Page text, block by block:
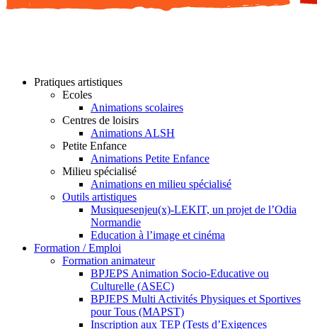
Pratiques artistiques
Ecoles
Animations scolaires
Centres de loisirs
Animations ALSH
Petite Enfance
Animations Petite Enfance
Milieu spécialisé
Animations en milieu spécialisé
Outils artistiques
Musiquesenjeu(x)-LEKIT, un projet de l’Odia
Normandie
Education à l’image et cinéma
Formation / Emploi
Formation animateur
BPJEPS Animation Socio-Educative ou
Culturelle (ASEC)
BPJEPS Multi Activités Physiques et Sportives
pour Tous (MAPST)
Inscription aux TEP (Tests d’Exigences